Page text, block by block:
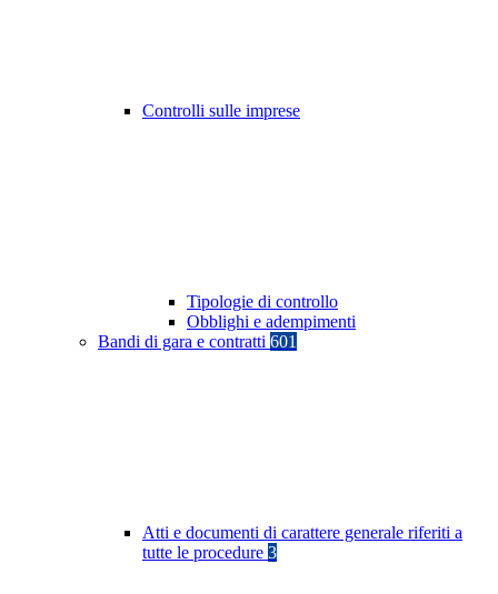
Controlli sulle imprese
Tipologie di controllo
Obblighi e adempimenti
Bandi di gara e contratti 601
Atti e documenti di carattere generale riferiti a
tutte le procedure 3